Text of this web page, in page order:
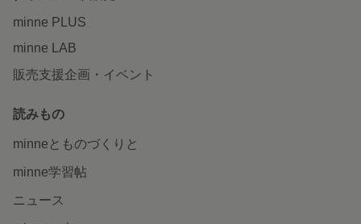
minne PLUS
minne LAB
販売支援企画・イベント
読みもの
minneとものづくりと
minne学習帖
ニュース